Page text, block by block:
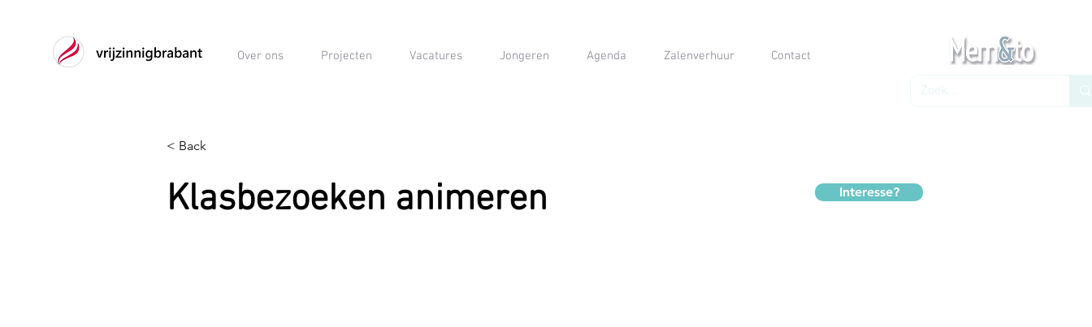
Over ons Projecten Vacatures Jongeren Agenda Zalenverhuur Contact
< Back
Klasbezoeken animeren Interesse?